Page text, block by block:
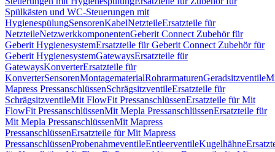
Spülkästen und WC-Steuerungen mit
HygienespülungSensorenKabelNetzteileErsatzteile für
NetzteileNetzwerkkomponentenGeberit Connect Zubehör für
Geberit HygienesystemErsatzteile für Geberit Connect Zubehör für
Geberit HygienesystemGatewaysErsatzteile für
GatewaysKonverterErsatzteile für
KonverterSensorenMontagematerialRohrarmaturenGeradsitzventile
Mapress PressanschlüssenSchrägsitzventileErsatzteile für
SchrägsitzventileMit FlowFit PressanschlüssenErsatzteile für Mit
FlowFit PressanschlüssenMit Mepla PressanschlüssenErsatzteile für
Mit Mepla PressanschlüssenMit Mapress
PressanschlüssenErsatzteile für Mit Mapress
PressanschlüssenProbenahmeventileEntleerventileKugelhähne